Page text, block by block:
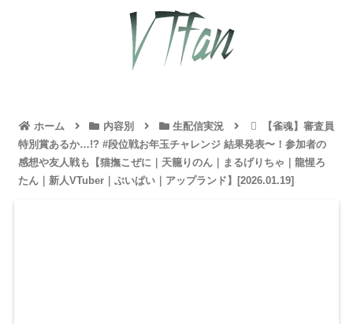
ホーム 内容別 生配信実況
【雀魂】審査員
特別賞あるか…!? #段位戦お年玉チャレンジ 結果発表〜！参加者の
感想や友人戦も【猫撫こぜに｜天籠りのん｜まるげりちゃ｜龍惺ろ
たん｜新人VTuber｜ぶいぱい｜アップランド】[2026.01.19]